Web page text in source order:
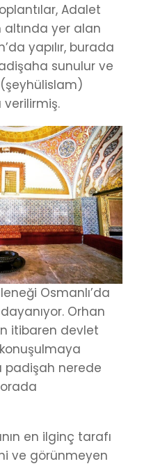
Adalet
altında yer alan
yapılır, burada
sunulur ve
Osmanlı’da
Orhan
itibaren devlet
padişah nerede
en ilginç tarafı
ve görünmeyen